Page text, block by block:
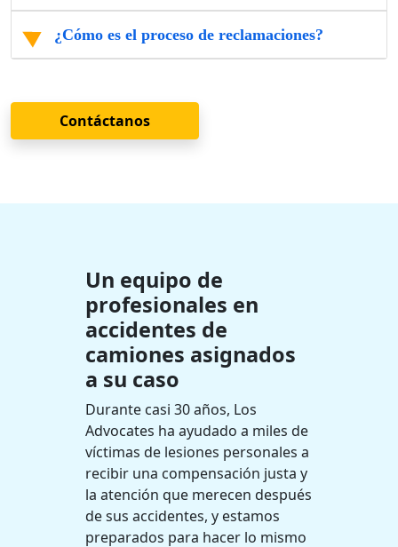
¿Cómo es el proceso de reclamaciones?
Contáctanos
Un equipo de
profesionales en
accidentes de
camiones asignados
a su caso
Durante casi 30 años, Los
Advocates ha ayudado a miles de
víctimas de lesiones personales a
recibir una compensación justa y
la atención que merecen después
de sus accidentes, y estamos
preparados para hacer lo mismo